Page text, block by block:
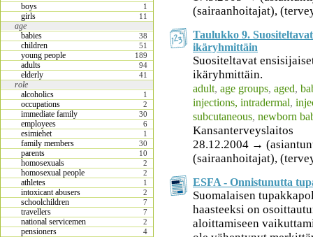
boys 1
girls 11
age
babies
38
children 51
young people 189
adults 94
elderly 41
role
alcoholics
1
occupations 2
immediate family 30
employees 6
esimiehet 1
family members 30
parents 10
homosexuals 2
homosexual people 2
athletes 1
intoxicant abusers 2
schoolchildren 7
travellers 7
national servicemen 2
pensioners 4
(sairaanhoitajat),
Taulukko 9.
ikäryhmittäin
Suositeltavat
ikäryhmittäin.
adult, age groups, aged,
injections, intradermal,
subcutaneous, newborn
Kansanterveyslaitos
28.12.2004 →
(sairaanhoitajat),
ESFA - Onnistunutta
Suomalaisen
haasteeksi on
aloittamiseen